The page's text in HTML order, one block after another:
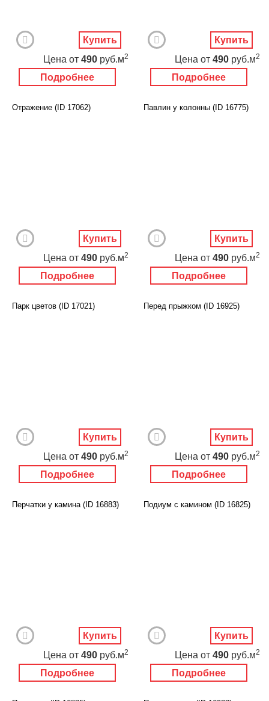
Подробнее
Цена от 490 руб.м2
Купить
Подробнее
Цена от 490 руб.м2
Купить
Отражение (ID 17062)
Подробнее
Цена от 490 руб.м2
Купить
Павлин у колонны (ID 16775)
Подробнее
Цена от 490 руб.м2
Купить
Парк цветов (ID 17021)
Подробнее
Цена от 490 руб.м2
Купить
Перед прыжком (ID 16925)
Подробнее
Цена от 490 руб.м2
Купить
Перчатки у камина (ID 16883)
Подробнее
Цена от 490 руб.м2
Купить
Подиум с камином (ID 16825)
Подробнее
Цена от 490 руб.м2
Купить